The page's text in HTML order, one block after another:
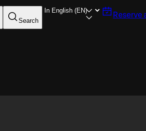
Search
Reserve